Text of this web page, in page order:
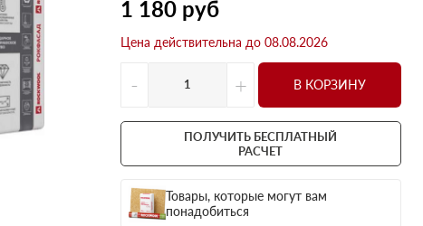
100 мм
Техническая изоляция
Цилиндры навивные
Industrial Batts 80
50 мм
100 мм
Толщина
50 мм
100 мм
1 180 руб
Цена действительна до 08.08.2026
- + В КОРЗИНУ
ПОЛУЧИТЬ БЕСПЛАТНЫЙ
РАСЧЕТ
Товары, которые могут вам
понадобиться